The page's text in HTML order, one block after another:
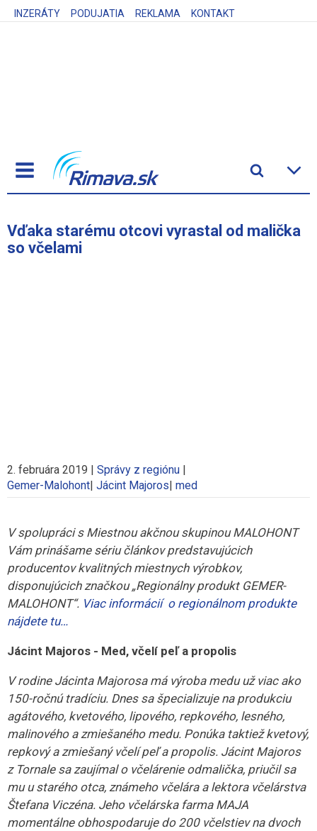
INZERÁTY PODUJATIA REKLAMA KONTAKT
Vďaka starému otcovi vyrastal od malička
so včelami
2. februára 2019 | Správy z regiónu |
Gemer-Malohont| Jácint Majoros| med
V spolupráci s Miestnou akčnou skupinou MALOHONT
Vám prinášame sériu článkov predstavujúcich
producentov kvalitných miestnych výrobkov,
disponujúcich značkou „Regionálny produkt GEMER-
MALOHONT“. Viac informácií o regionálnom produkte
nájdete tu…
Jácint Majoros - Med, včelí peľ a propolis
V rodine Jácinta Majorosa má výroba medu už viac ako
150-ročnú tradíciu. Dnes sa špecializuje na produkciu
agátového, kvetového, lipového, repkového, lesného,
malinového a zmiešaného medu. Ponúka taktiež kvetový,
repkový a zmiešaný včelí peľ a propolis. Jácint Majoros
z Tornale sa zaujímal o včelárenie odmalička, priučil sa
mu u starého otca, známeho včelára a lektora včelárstva
Štefana Viczéna. Jeho včelárska farma MAJA
momentálne obhospodaruje do 200 včelstiev na dvoch